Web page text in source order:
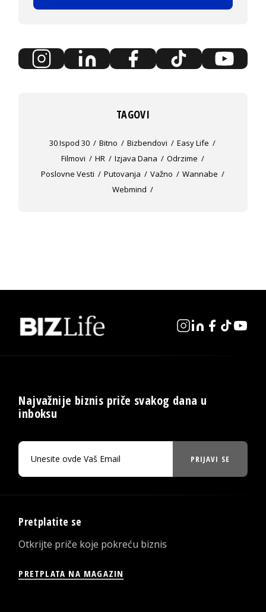
TAGOVI
30 Ispod 30 Bitno Bizbendovi
Easy Life
Filmovi
HR Izjava Dana
Odrzime
Poslovne Vesti
Putovanja Važno
Wannabe
Webmind
Najvažnije biznis priče svakog dana u
inboksu
PRIJAVI SE
Pretplatite se
Otkrijte priče koje pokreću biznis
PRETPLATA NA MAGAZIN